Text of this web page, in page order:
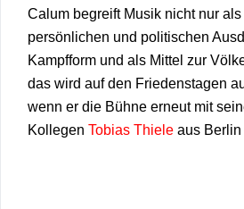
Calum begreift Musik nicht nur
persönlichen und politischen
Kampfform und als Mittel zur
das wird auf den Friedenstagen
wenn er die Bühne erneut mit
Kollegen Tobias Thiele aus Berlin